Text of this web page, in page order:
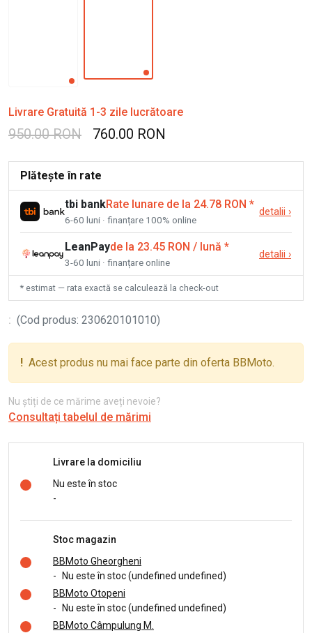
Livrare Gratuită 1-3 zile lucrătoare
950.00 RON 760.00 RON
Plătește în rate
tbi bankRate lunare de la 24.78 RON *
6-60 luni · finanțare 100% online
detalii ›
LeanPayde la 23.45 RON / lună *
3-60 luni · finanțare online
detalii ›
* estimat — rata exactă se calculează la check-out
: (Cod produs: 230620101010)
! Acest produs nu mai face parte din oferta BBMoto.
Nu știți de ce mărime aveți nevoie?
Consultați tabelul de mărimi
Livrare la domiciliu
Nu este în stoc
-
Stoc magazin
BBMoto Gheorgheni
- Nu este în stoc (undefined undefined)
BBMoto Otopeni
- Nu este în stoc (undefined undefined)
BBMoto Câmpulung M.